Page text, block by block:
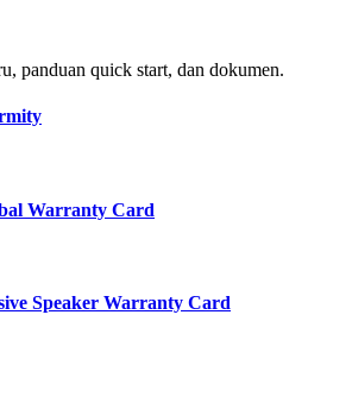
panduan quick start, dan dokumen.
Warranty Card
Speaker Warranty Card